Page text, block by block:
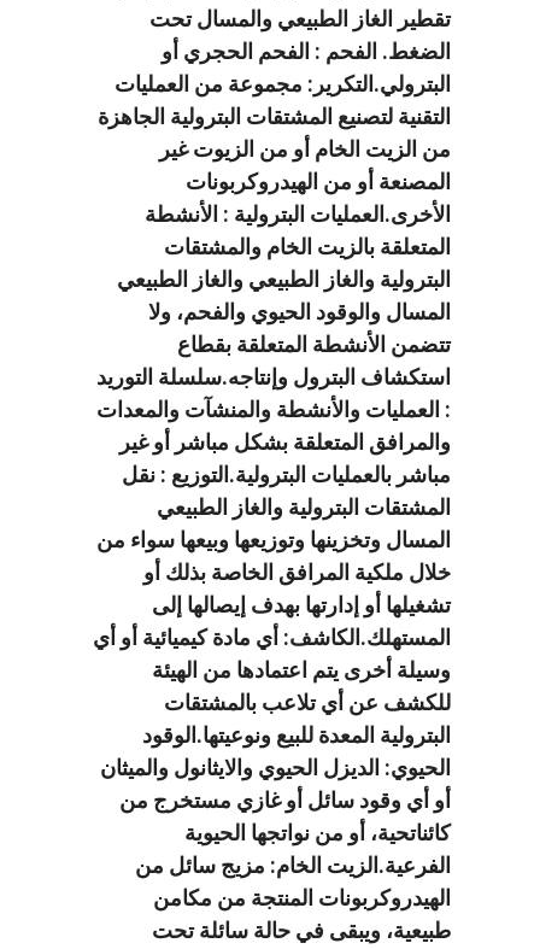
تقطير الغاز الطبيعي والمسال تحت
الضغط. الفحم : الفحم الحجري أو
البترولي.التكرير: مجموعة من العمليات
التقنية لتصنيع المشتقات البترولية الجاهزة
من الزيت الخام أو من الزيوت غير
المصنعة أو من الهيدروكربونات
الأخرى.العمليات البترولية : الأنشطة
المتعلقة بالزيت الخام والمشتقات
البترولية والغاز الطبيعي والغاز الطبيعي
المسال والوقود الحيوي والفحم، ولا
تتضمن الأنشطة المتعلقة بقطاع
استكشاف البترول وإنتاجه.سلسلة التوريد
: العمليات والأنشطة والمنشآت والمعدات
والمرافق المتعلقة بشكل مباشر أو غير
مباشر بالعمليات البترولية.التوزيع : نقل
المشتقات البترولية والغاز الطبيعي
المسال وتخزينها وتوزيعها وبيعها سواء من
خلال ملكية المرافق الخاصة بذلك أو
تشغيلها أو إدارتها بهدف إيصالها إلى
المستهلك.الكاشف: أي مادة كيميائية أو أي
وسيلة أخرى يتم اعتمادها من الهيئة
للكشف عن أي تلاعب بالمشتقات
البترولية المعدة للبيع ونوعيتها.الوقود
الحيوي: الديزل الحيوي والايثانول والميثان
أو أي وقود سائل أو غازي مستخرج من
كائناتحية، أو من نواتجها الحيوية
الفرعية.الزيت الخام: مزيج سائل من
الهيدروكربونات المنتجة من مكامن
طبيعية، ويبقى في حالة سائلة تحت